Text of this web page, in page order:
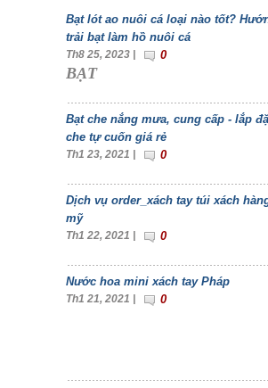
Bạt lót ao nuôi cá loại nào tốt?
trải bạt làm hồ nuôi cá
Th8 25, 2023 | 0
BẠT
Bạt che nắng mưa, cung cấp - lắp
che tự cuốn giá rẻ
Th1 23, 2021 | 0
Dịch vụ order_xách tay túi xách
mỹ
Th1 22, 2021 | 0
Nước hoa mini xách tay Pháp
Th1 21, 2021 | 0